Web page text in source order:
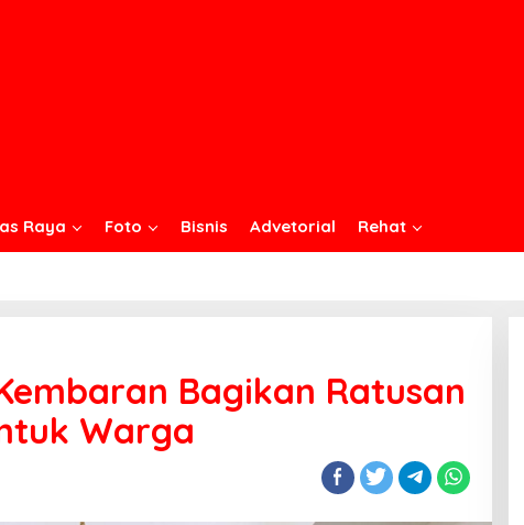
Raya Foto Bisnis Advetorial Rehat
Bagikan Ratusan
Warga